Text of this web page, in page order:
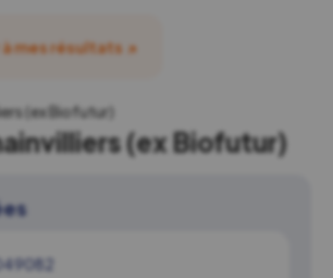
mes résultats ↗
(ex Biofutur)
(ex Biofutur)